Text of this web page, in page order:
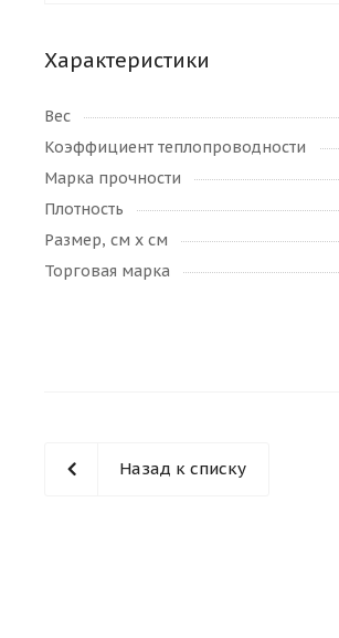
Характеристики
Вес
Коэффициент теплопроводности
Марка прочности
Плотность
Размер, см х см
Торговая марка
Назад к списку